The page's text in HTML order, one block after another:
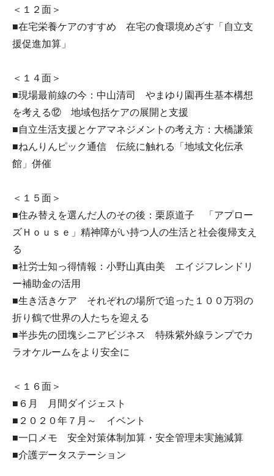
＜１２面＞
■在宅栄養ケアのすすめ 在宅の食環境めざす「自立支
援促進加算」
＜１４面＞
■現場最前線の今：中山清司 やまゆり園再生基本構想
を考える⑫ 地域包括ケアの展開と支援
■自立生活支援とケアマネジメントの考え方：大橋謙策
■ねんりんピック通信 伝統に触れる「地域文化伝承
館」併催
＜１５面＞
■住み替えを選んだ人のその後：栗原道子 「アプロー
ズＨｏｕｓｅ」精神障がい持つ人の生活と社会復帰支え
る
■社労士知っ得情報：小野山真由美 エイジフレンドリ
ー補助金の活用
■生き活きケア それぞれの場所で追った１００万羽の
折り鶴で世界の人たちを迎える
■半歩先の団塊シニアビジネス 特殊紫外線ランプでカ
ラオケルームをより安全に
＜１６面＞
■６月 月間ダイジェスト
■２０２０年７月～ イベント
■一口メモ 安全対策体制加算・安全管理未実施減算
■介護データステーション